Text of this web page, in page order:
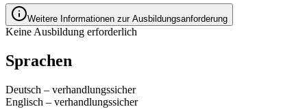
Weitere Informationen zur Ausbildungsanforderung
Keine Ausbildung erforderlich
Sprachen
Deutsch – verhandlungssicher
Englisch – verhandlungssicher